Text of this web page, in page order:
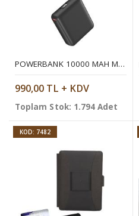
POWERBANK 10000 MAH MOBIL ŞARJ CIHAZI
990,00 TL + KDV
Toplam Stok: 1.794 Adet
KOD: 7482